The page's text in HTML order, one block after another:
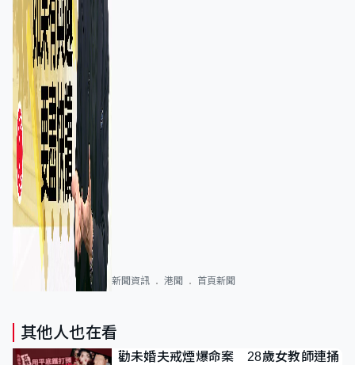
新聞資訊 港聞 首頁新聞
其他人也在看
勸未婚夫戒煙爆命案 28歲女教師連捅